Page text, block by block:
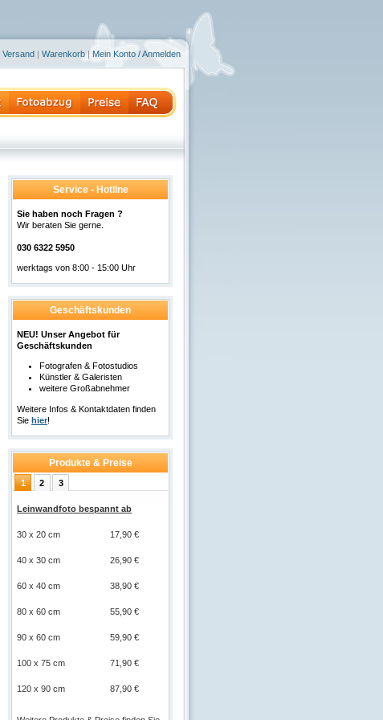
Versand | Warenkorb| Mein Konto / Anmelden
Service - Hotline
Sie haben noch Fragen ?
Wir beraten Sie gerne.
030 6322 5950
werktags von 8:00 - 15:00 Uhr
Geschäftskunden
NEU! Unser Angebot für
Geschäftskunden
Fotografen & Fotostudios
Künstler & Galeristen
weitere Großabnehmer
Weitere Infos & Kontaktdaten finden
Sie hier!
Produkte & Preise
1 2 3
Posterdruck ab
30 x 20 cm 2,95 €
40 x 30 cm 4,95 €
60 x 40 cm 12,95 €
60 x 45 cm 13,95 €
80 x 60 cm 24,95 €
90 x 60 cm 24,95 €
100 x 75 cm 29,95 €